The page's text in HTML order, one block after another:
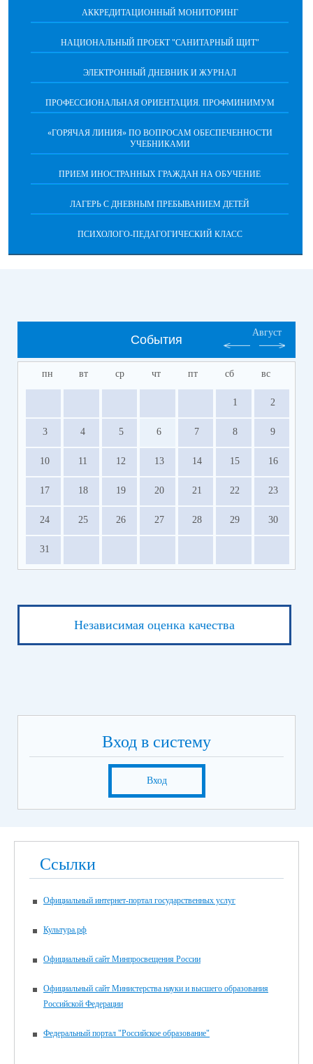
АККРЕДИТАЦИОННЫЙ МОНИТОРИНГ
НАЦИОНАЛЬНЫЙ ПРОЕКТ "САНИТАРНЫЙ ЩИТ"
ЭЛЕКТРОННЫЙ ДНЕВНИК И ЖУРНАЛ
ПРОФЕССИОНАЛЬНАЯ ОРИЕНТАЦИЯ. ПРОФМИНИМУМ
«ГОРЯЧАЯ ЛИНИЯ» ПО ВОПРОСАМ ОБЕСПЕЧЕННОСТИ
УЧЕБНИКАМИ
ПРИЕМ ИНОСТРАННЫХ ГРАЖДАН НА ОБУЧЕНИЕ
ЛАГЕРЬ С ДНЕВНЫМ ПРЕБЫВАНИЕМ ДЕТЕЙ
ПСИХОЛОГО-ПЕДАГОГИЧЕСКИЙ КЛАСС
События
Август
пн вт ср чт пт сб вс
1 2
3 4 5 6 7 8 9
10 11 12 13 14 15 16
17 18 19 20 21 22 23
24 25 26 27 28 29 30
31
Независимая оценка качества
Вход в систему
Вход
Ссылки
Официальный интернет-портал государственных услуг
Культура.рф
Официальный сайт Минпросвещения России
Официальный сайт Министерства науки и высшего образования
Российской Федерации
Федеральный портал "Российское образование"